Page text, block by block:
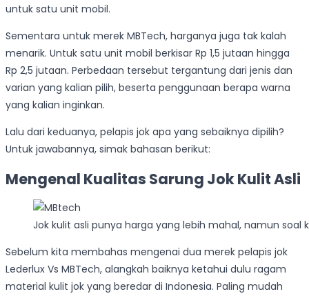
untuk satu unit mobil.
Sementara untuk merek MBTech, harganya juga tak kalah
menarik. Untuk satu unit mobil berkisar Rp 1,5 jutaan hingga
Rp 2,5 jutaan. Perbedaan tersebut tergantung dari jenis dan
varian yang kalian pilih, beserta penggunaan berapa warna
yang kalian inginkan.
Lalu dari keduanya, pelapis jok apa yang sebaiknya dipilih?
Untuk jawabannya, simak bahasan berikut:
Mengenal Kualitas Sarung Jok Kulit Asli
Jok kulit asli punya harga yang lebih mahal, namun soal
Sebelum kita membahas mengenai dua merek pelapis jok
Lederlux Vs MBTech, alangkah baiknya ketahui dulu ragam
material kulit jok yang beredar di Indonesia. Paling mudah